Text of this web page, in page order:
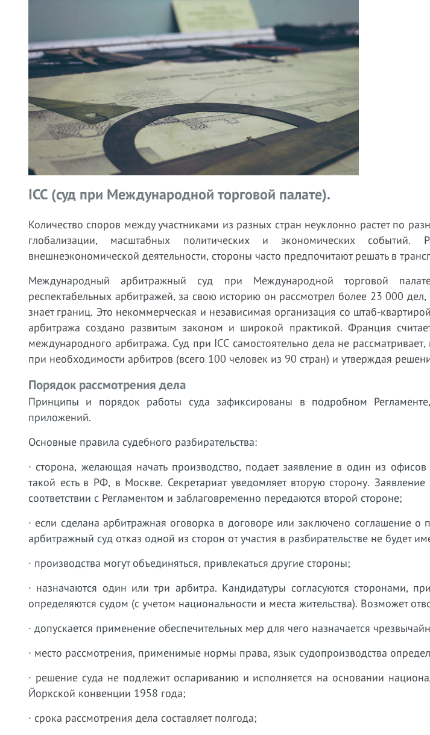
ICC (суд при Международной торговой палате).
Количество споров между участниками из разных стран неуклонно растет по
глобализации, масштабных политических и экономических событий.
внешнеэкономической деятельности, стороны часто предпочитают решать в
Международный арбитражный суд при Международной торговой
респектабельных арбитражей, за свою историю он рассмотрел более 23 000 дел,
знает границ. Это некоммерческая и независимая организация со штаб-
арбитража создано развитым законом и широкой практикой. Франция
международного арбитража. Суд при ICC самостоятельно дела не рассматривает,
при необходимости арбитров (всего 100 человек из 90 стран) и утверждая
Порядок рассмотрения дела
Принципы и порядок работы суда зафиксированы в подробном
приложений.
Основные правила судебного разбирательства:
· сторона, желающая начать производство, подает заявление в один из
такой есть в РФ, в Москве. Секретариат уведомляет вторую сторону.
соответствии с Регламентом и заблаговременно передаются второй стороне;
· если сделана арбитражная оговорка в договоре или заключено соглашение
арбитражный суд отказ одной из сторон от участия в разбирательстве не будет
· производства могут объединяться, привлекаться другие стороны;
· назначаются один или три арбитра. Кандидатуры согласуются сторонами,
определяются судом (с учетом национальности и места жительства). Возможет
· допускается применение обеспечительных мер для чего назначается
· место рассмотрения, применимые нормы права, язык судопроизводства
· решение суда не подлежит оспариванию и исполняется на основании
Йоркской конвенции 1958 года;
· срока рассмотрения дела составляет полгода;